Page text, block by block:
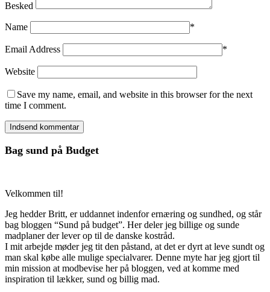
Besked
Name *
Email Address *
Website
Save my name, email, and website in this browser for the next
time I comment.
Bag sund på Budget
Velkommen til!
Jeg hedder Britt, er uddannet indenfor ernæring og sundhed, og står
bag bloggen “Sund på budget”. Her deler jeg billige og sunde
madplaner der lever op til de danske kostråd.
I mit arbejde møder jeg tit den påstand, at det er dyrt at leve sundt og
man skal købe alle mulige specialvarer. Denne myte har jeg gjort til
min mission at modbevise her på bloggen, ved at komme med
inspiration til lækker, sund og billig mad.